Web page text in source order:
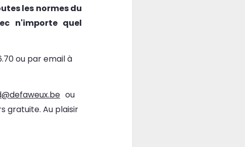
les normes du
n'importe quel
ou par email à
ou
gratuite. Au plaisir